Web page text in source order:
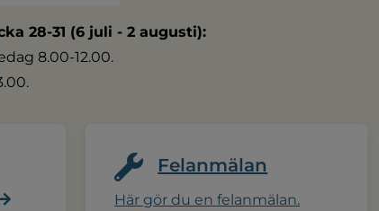
28-31 (6 juli - 2 augusti):
8.00-12.00.
Felanmälan
Här gör du en felanmälan.